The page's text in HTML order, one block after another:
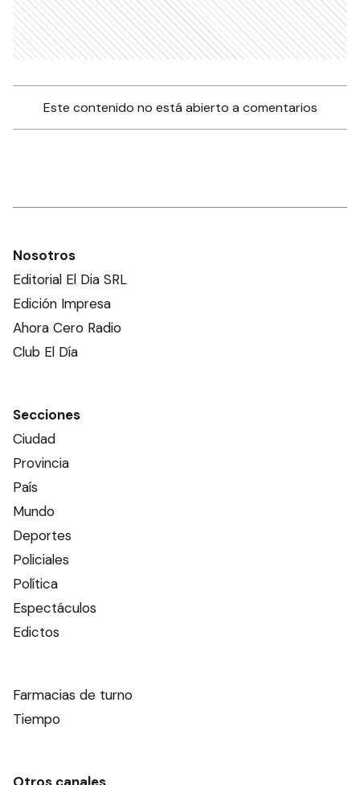
Este contenido no está abierto a comentarios
Nosotros
Editorial El Dia SRL
Edición Impresa
Ahora Cero Radio
Club El Día
Secciones
Ciudad
Provincia
País
Mundo
Deportes
Policiales
Política
Espectáculos
Edictos
Farmacias de turno
Tiempo